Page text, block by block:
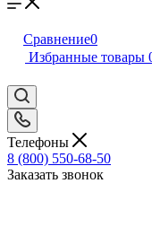
Сравнение0
Избранные товары
Телефоны
8 (800) 550-68-50
Заказать звонок